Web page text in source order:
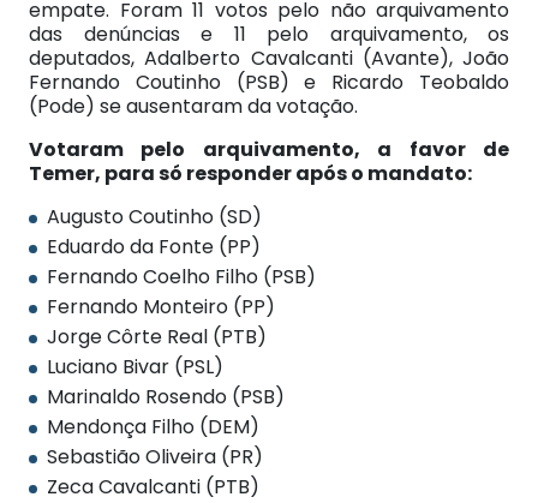
empate. Foram 11 votos pelo não arquivamento
das denúncias e 11 pelo arquivamento, os
deputados, Adalberto Cavalcanti (Avante), João
Fernando Coutinho (PSB) e Ricardo Teobaldo
(Pode) se ausentaram da votação.
Votaram pelo arquivamento, a favor de
Temer, para só responder após o mandato:
Augusto Coutinho (SD)
Eduardo da Fonte (PP)
Fernando Coelho Filho (PSB)
Fernando Monteiro (PP)
Jorge Côrte Real (PTB)
Luciano Bivar (PSL)
Marinaldo Rosendo (PSB)
Mendonça Filho (DEM)
Sebastião Oliveira (PR)
Zeca Cavalcanti (PTB)